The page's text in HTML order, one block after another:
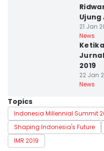
Ujung
21 Jan
News
2019
22 Jan
News
Topics
Indonesia Millennial Summit
Shaping Indonesia's Future
IMR 2019